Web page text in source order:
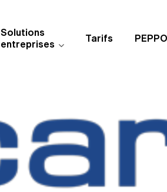
Solutions
entreprises
Tarifs